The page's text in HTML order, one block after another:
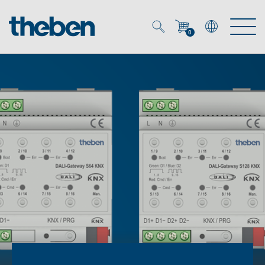
0
Produkte
Energy Manager
KNX
Smart Home
DALI
OEM
OEM-Lösungen
Ansprechpartner OEM
OEM-Referenzen
Lösungen
Zeit- und Lichtsteuerung
DALI-2 Lichtsteuerung
Service
Unternehmen